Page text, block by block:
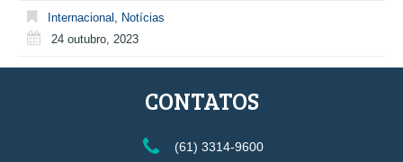
Internacional
Notícias
24 outubro, 2023
CONTATOS
(61) 3314-9600